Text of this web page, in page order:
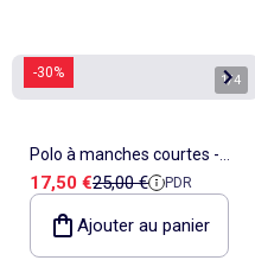
-30% 1/4
Polo à manches courtes -
Torrente
Prix de vente
17,50 €Prix de référence
25,00 € PDR
Ajouter au panier